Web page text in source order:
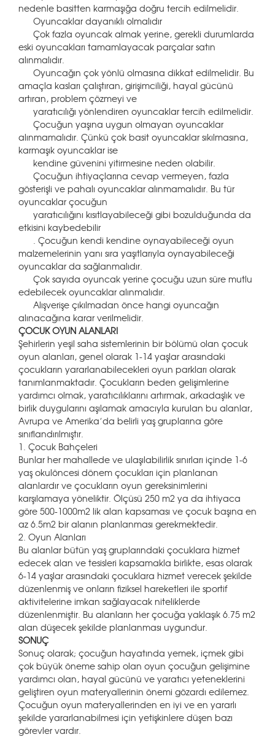
nedenle basitten karmaşığa doğru tercih edilmelidir.
Oyuncaklar dayanıklı olmalıdır
Çok fazla oyuncak almak yerine, gerekli durumlarda
eski oyuncakları tamamlayacak parçalar satın
alınmalıdır.
Oyuncağın çok yönlü olmasına dikkat edilmelidir. Bu
amaçla kasları çalıştıran, girişimciliği, hayal gücünü
artıran, problem çözmeyi ve
yaratıcılığı yönlendiren oyuncaklar tercih edilmelidir.
Çocuğun yaşına uygun olmayan oyuncaklar
alınmamalıdır. Çünkü çok basit oyuncaklar sıkılmasına,
karmaşık oyuncaklar ise
kendine güvenini yitirmesine neden olabilir.
Çocuğun ihtiyaçlarına cevap vermeyen, fazla
gösterişli ve pahalı oyuncaklar alınmamalıdır. Bu tür
oyuncaklar çocuğun
yaratıcılığını kısıtlayabileceği gibi bozulduğunda da
etkisini kaybedebilir
. Çocuğun kendi kendine oynayabileceği oyun
malzemelerinin yanı sıra yaşıtlarıyla oynayabileceği
oyuncaklar da sağlanmalıdır.
Çok sayıda oyuncak yerine çocuğu uzun süre mutlu
edebilecek oyuncaklar alınmalıdır.
Alışverişe çıkılmadan önce hangi oyuncağın
alınacağına karar verilmelidir.
ÇOCUK OYUN ALANLARI
Şehirlerin yeşil saha sistemlerinin bir bölümü olan çocuk
oyun alanları, genel olarak 1-14 yaşlar arasındaki
çocukların yararlanabilecekleri oyun parkları olarak
tanımlanmaktadır. Çocukların beden gelişimlerine
yardımcı olmak, yaratıcılıklarını artırmak, arkadaşlık ve
birlik duygularını aşılamak amacıyla kurulan bu alanlar,
Avrupa ve Amerika’da belirli yaş gruplarına göre
sınıflandırılmıştır.
1. Çocuk Bahçeleri
Bunlar her mahallede ve ulaşılabilirlik sınırları içinde 1-6
yaş okulöncesi dönem çocukları için planlanan
alanlardır ve çocukların oyun gereksinimlerini
karşılamaya yöneliktir. Ölçüsü 250 m2 ya da ihtiyaca
göre 500-1000m2 lik alan kapsaması ve çocuk başına en
az 6.5m2 bir alanın planlanması gerekmektedir.
2. Oyun Alanları
Bu alanlar bütün yaş gruplarındaki çocuklara hizmet
edecek alan ve tesisleri kapsamakla birlikte, esas olarak
6-14 yaşlar arasındaki çocuklara hizmet verecek şekilde
düzenlenmiş ve onların fiziksel hareketleri ile sportif
aktivitelerine imkan sağlayacak niteliklerde
düzenlenmiştir. Bu alanların her çocuğa yaklaşık 6.75 m2
alan düşecek şekilde planlanması uygundur.
SONUÇ
Sonuç olarak; çocuğun hayatında yemek, içmek gibi
çok büyük öneme sahip olan oyun çocuğun gelişimine
yardımcı olan, hayal gücünü ve yaratıcı yeteneklerini
geliştiren oyun materyallerinin önemi gözardı edilemez.
Çocuğun oyun materyallerinden en iyi ve en yararlı
şekilde yararlanabilmesi için yetişkinlere düşen bazı
görevler vardır.